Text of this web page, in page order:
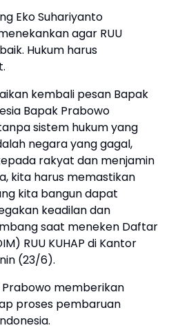
Eko Suhariyanto
agar RUU
Hukum harus
kembali pesan Bapak
Bapak Prabowo
sistem hukum yang
negara yang gagal,
rakyat dan menjamin
kita harus memastikan
kita bangun dapat
keadilan dan
saat meneken Daftar
RUU KUHAP di Kantor
(23/6).
memberikan
proses pembaruan